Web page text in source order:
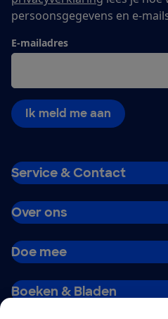
persoonsgegevens en e-
E-mailadres
Ik meld me aan
Service & Contact
Over ons
Doe mee
Boeken & Bladen